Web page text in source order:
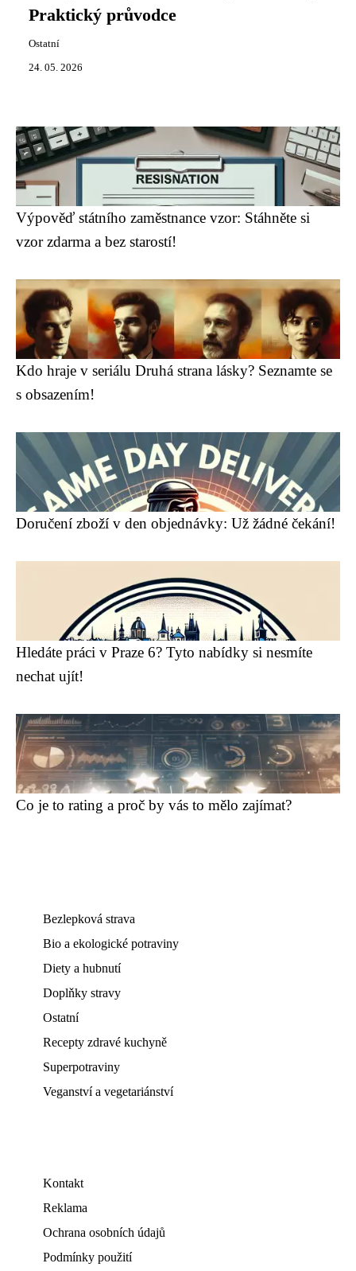
Praktický průvodce
Ostatní
24. 05. 2026
Výpověď státního zaměstnance vzor: Stáhněte si
vzor zdarma a bez starostí!
Kdo hraje v seriálu Druhá strana lásky? Seznamte se
s obsazením!
Doručení zboží v den objednávky: Už žádné čekání!
Hledáte práci v Praze 6? Tyto nabídky si nesmíte
nechat ujít!
Co je to rating a proč by vás to mělo zajímat?
Bezlepková strava
Bio a ekologické potraviny
Diety a hubnutí
Doplňky stravy
Ostatní
Recepty zdravé kuchyně
Superpotraviny
Veganství a vegetariánství
Kontakt
Reklama
Ochrana osobních údajů
Podmínky použití